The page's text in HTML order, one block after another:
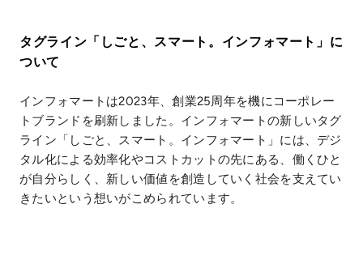
タグライン「しごと、スマート。インフォマート」に
ついて
インフォマートは2023年、創業25周年を機にコーポレー
トブランドを刷新しました。インフォマートの新しいタグ
ライン「しごと、スマート。インフォマート」には、デジ
タル化による効率化やコストカットの先にある、働くひと
が自分らしく、新しい価値を創造していく社会を支えてい
きたいという想いがこめられています。